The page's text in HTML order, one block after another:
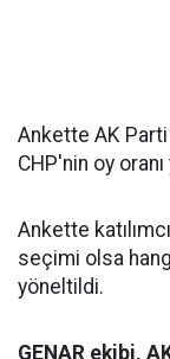
Ankette AK Parti
CHP'nin oy
Ankette
seçimi olsa
yöneltildi.
GENAR ekibi,